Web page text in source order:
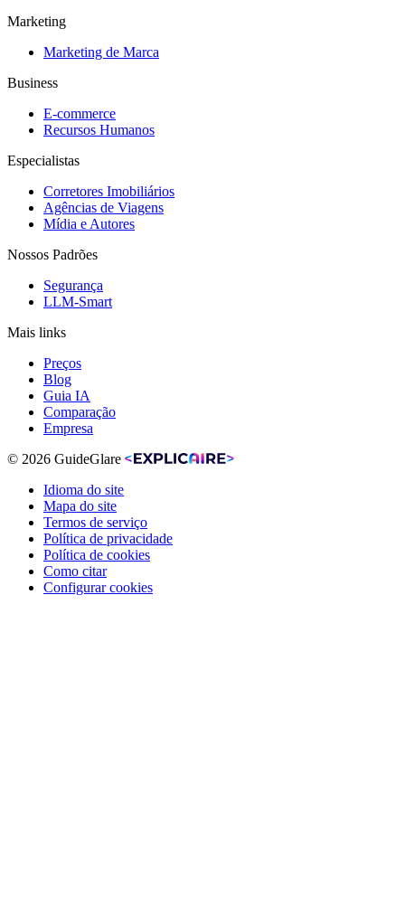
Marketing
Marketing de Marca
Business
E-commerce
Recursos Humanos
Especialistas
Corretores Imobiliários
Agências de Viagens
Mídia e Autores
Nossos Padrões
Segurança
LLM-Smart
Mais links
Preços
Blog
Guia IA
Comparação
Empresa
© 2026 GuideGlare
Idioma do site
Mapa do site
Termos de serviço
Política de privacidade
Política de cookies
Como citar
Configurar cookies